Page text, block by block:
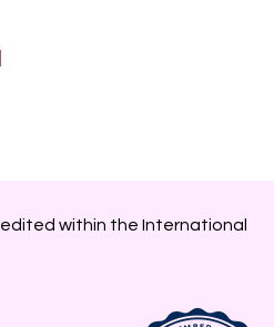
within the International